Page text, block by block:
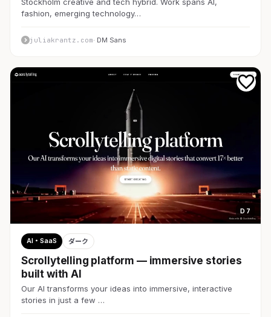
fashion, emerging technology…
juliakrantz.com· DM Sans
D 7
AI・SaaS ダーク
Scrollytelling platform — immersive stories
built with AI
Our AI transforms your ideas into immersive, interactive
stories in just a few …